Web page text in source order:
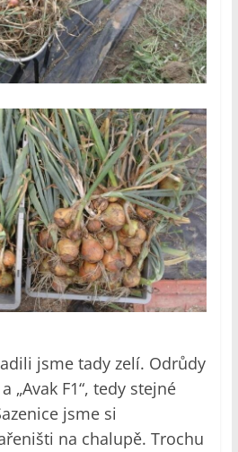
jsme tady zelí. Odrůdy
„Avak F1“, tedy stejné
jsme si
na chalupě. Trochu